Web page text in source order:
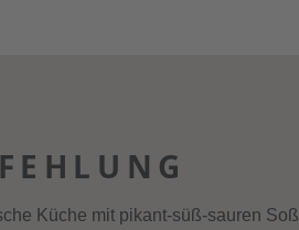
Küche mit pikant-süß-sauren